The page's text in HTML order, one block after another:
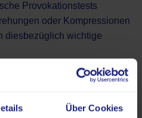
Über Cookies
Provokationstests
oder Kompressionen
diesbezüglich wichtige
in der